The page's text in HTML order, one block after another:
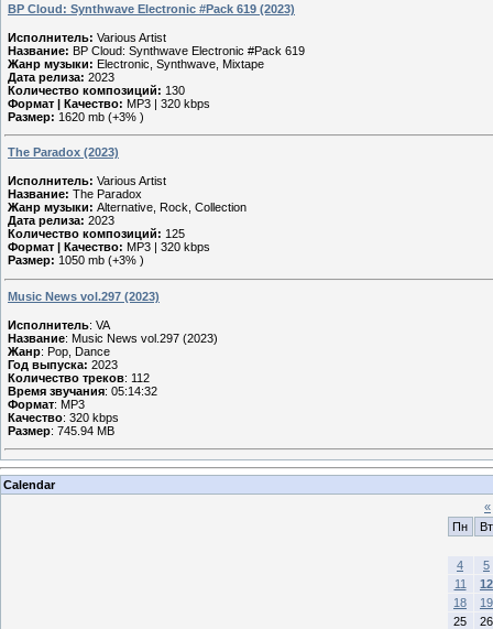
BP Cloud: Synthwave Electronic #Pack 619 (2023)
Исполнитель: Various Artist
Название: BP Cloud: Synthwave Electronic #Pack 619
Жанр музыки: Electronic, Synthwave, Mixtape
Дата релиза: 2023
Количество композиций: 130
Формат | Качество: MP3 | 320 kbps
Размер: 1620 mb (+3% )
The Paradox (2023)
Исполнитель: Various Artist
Название: The Paradox
Жанр музыки: Alternative, Rock, Collection
Дата релиза: 2023
Количество композиций: 125
Формат | Качество: MP3 | 320 kbps
Размер: 1050 mb (+3% )
Music News vol.297 (2023)
Исполнитель: VA
Название: Music News vol.297 (2023)
Жанр: Pop, Dance
Год выпуска: 2023
Количество треков: 112
Время звучания: 05:14:32
Формат: MP3
Качество: 320 kbps
Размер: 745.94 MB
Calendar
«
Пн
Вт
4
5
11
12
18
19
25
26